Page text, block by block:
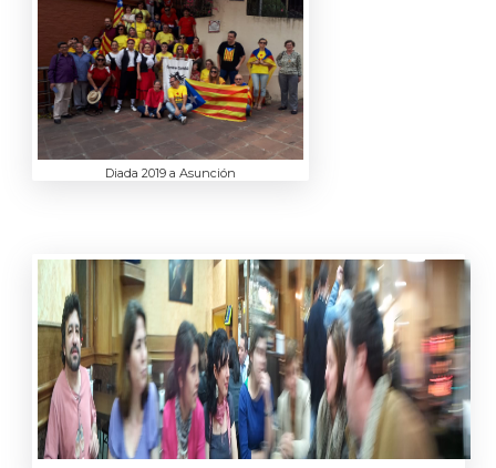
Diada 2019 a Asunción